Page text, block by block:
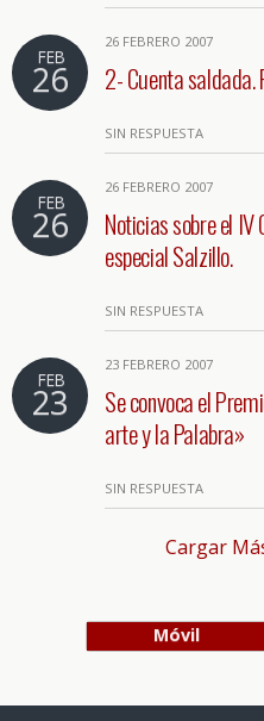
FEB
26
26 FEBRERO 2007
2- Cuenta saldada.
SIN RESPUESTA
FEB
26
26 FEBRERO 2007
Noticias sobre el
especial Salzillo.
SIN RESPUESTA
FEB
23
23 FEBRERO 2007
Se convoca el
arte y la Palabra»
SIN RESPUESTA
Cargar
Móvil